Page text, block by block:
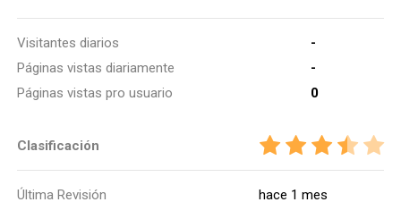
Visitantes diarios
-
Páginas vistas diariamente
-
Páginas vistas pro usuario
0
Clasificación
Última Revisión hace 1 mes